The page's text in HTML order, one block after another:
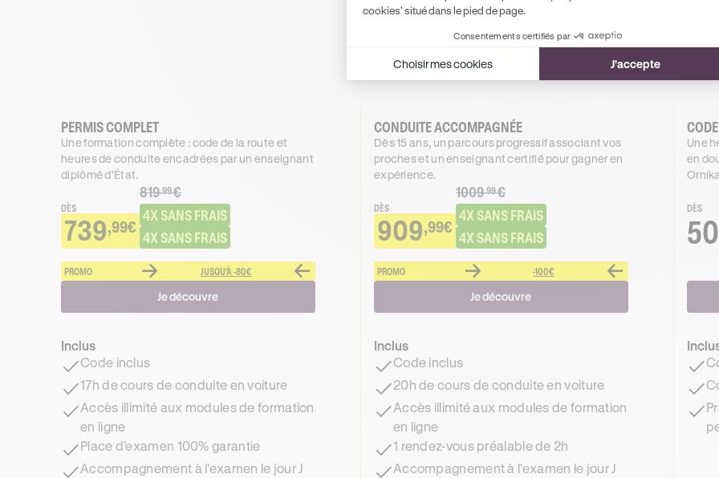
Boite manuelle Boîte automatique
PERMIS COMPLET
Une formation complète : code de la route et
heures de conduite encadrées par un enseignant
diplômé d’État.
DÈS
739,99€
819 .99€
4X SANS FRAIS
4X SANS FRAIS
PROMO JUSQU'À -80€
Je découvre
Inclus
Code inclus
17h de cours de conduite en voiture
Accès illimité aux modules de formation
en ligne
Place d’examen 100% garantie
Accompagnement à l'examen le jour J
CONDUITE ACCOMPAGNÉE
Dès 15 ans, un parcours progressif associant vos
proches et un enseignant certifié pour gagner en
expérience.
DÈS
909,99€
1009.99€
4X SANS FRAIS
4X SANS FRAIS
PROMO -100€
Je découvre
Inclus
Code inclus
20h de cours de conduite en voiture
Accès illimité aux modules de formation
en ligne
1 rendez-vous préalable de 2h
Accompagnement à l'examen le jour J
Une
en
DÈS
50
cookies' situé dans le pied de page.
Consentements certifiés par
Choisir mes cookies J'accepte